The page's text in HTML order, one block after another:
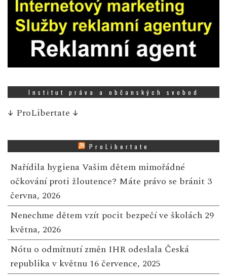
Institut práva a občanských svobod
↓ ProLibertate ↓
ProLibertate
Nařídila hygiena Vašim dětem mimořádné
očkování proti žloutence? Máte právo se bránit 3
června, 2026
Nenechme dětem vzít pocit bezpečí ve školách 29
května, 2026
Nótu o odmítnutí změn IHR odeslala Česká
republika v květnu 16 července, 2025